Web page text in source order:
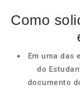
Como
Em uma das
do
documento